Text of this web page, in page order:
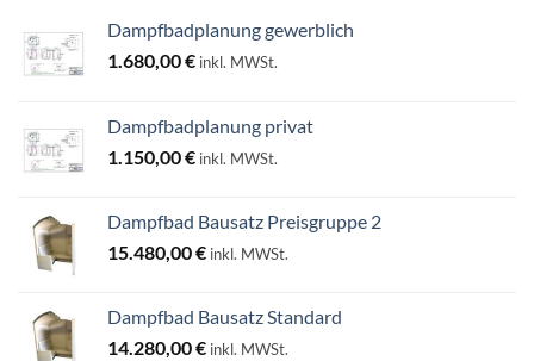
Dampfbadplanung gewerblich
1.680,00€ inkl. MWSt.
Dampfbadplanung privat
1.150,00€ inkl. MWSt.
Dampfbad Bausatz Preisgruppe 2
15.480,00€ inkl. MWSt.
Dampfbad Bausatz Standard
14.280,00€ inkl. MWSt.